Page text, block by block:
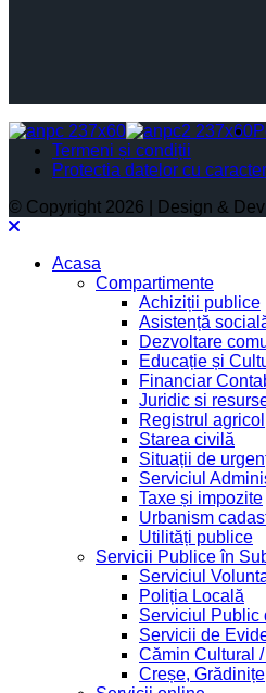
Termeni și condiții
Protectia datelor cu
© Copyright 2026 | Design &
Acasa
Compartimente
Achiziții publice
Asistență
Dezvoltare
Educație și
Financiar
Juridic si
Registrul agricol
Starea civilă
Situații de
Serviciul
Taxe și impozite
Urbanism
Utilități publice
Servicii Publice în
Serviciul
Poliția Locală
Serviciul Public
Servicii de
Cămin Cultural
Creșe,